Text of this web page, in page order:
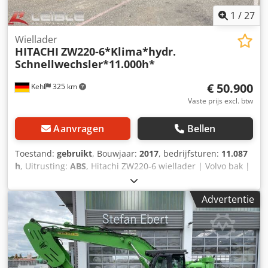
1 /27
Kehl 325 km
Wiellader
HITACHI ZW220-6*Klima*hydr.
Schnellwechsler*11.000h*
€ 50.900
Vaste prijs excl. btw
Aanvragen Bellen
Toestand: gebruikt, Bouwjaar: 2017, bedrijfsturen: 11.087
h, Uitrusting: ABS, Hitachi ZW220-6 wiellader | Volvo bak |
snelwisselsysteem | centrale smeerinstallatie
Serienummer: 0000278 CHASSIS / UITRUSTING *
Scharnierende wiellader * Centrale smeerinstallatie *
Werkverlichting * Draaiend waarschuwingslicht
WERKTUIGEN * Volvo-bak, model B2014 * Hydraulisch
snelwisselsysteem * Joystickbediening * Automatische bak-
en heffuncties BANDEN * Banden: 23.5 R25 MOTOR /
Advertentie